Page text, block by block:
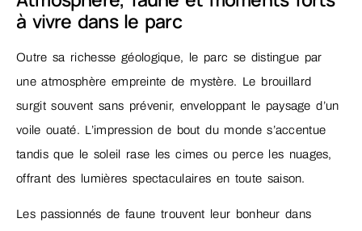
à vivre dans le parc
Outre sa richesse géologique, le parc se distingue par
une atmosphère empreinte de mystère. Le brouillard
surgit souvent sans prévenir, enveloppant le paysage d’un
voile ouaté. L’impression de bout du monde s’accentue
tandis que le soleil rase les cimes ou perce les nuages,
offrant des lumières spectaculaires en toute saison.
Les passionnés de faune trouvent leur bonheur dans